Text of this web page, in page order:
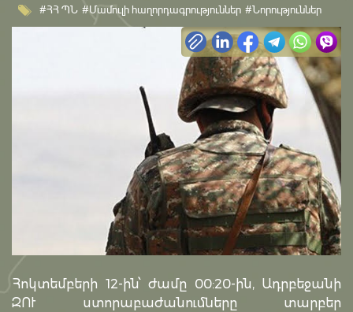
#ՀՀ ՊՆ #Մամուլի հաղորդագրություններ #Նորություններ
Հոկտեմբերի 12-ին՝ ժամը 00:20-ին, Ադրբեջանի
ԶՈՒ ստորաբաժանումները տարբեր